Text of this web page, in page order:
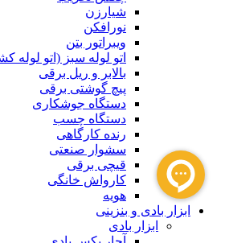
شیارزن
نورافکن
ویبراتور بتن
اتو لوله سبز (اتو لوله
بالابر و ریل برقی
پیچ گوشتی برقی
دستگاه جوشکاری
دستگاه چسب
رنده کارگاهی
سشوار صنعتی
قیچی برقی
کارواش خانگی
هویه
ابزار بادی و بنزینی
ابزار بادی